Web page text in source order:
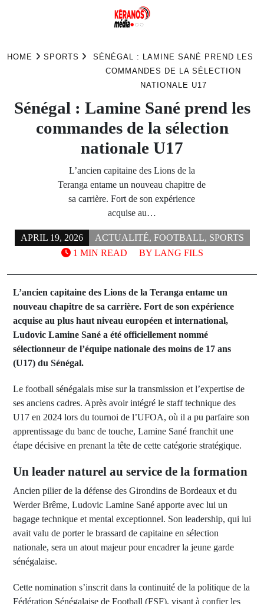
HOME SPORTS
SÉNÉGAL : LAMINE SANÉ PREND LES
COMMANDES DE LA SÉLECTION
NATIONALE U17
Sénégal : Lamine Sané prend les
commandes de la sélection
nationale U17
L’ancien capitaine des Lions de la
Teranga entame un nouveau chapitre de
sa carrière. Fort de son expérience
acquise au…
APRIL 19, 2026 ACTUALITÉ, FOOTBALL, SPORTS
BY LANG FILS
1 MIN READ
L’ancien capitaine des Lions de la Teranga entame un
nouveau chapitre de sa carrière. Fort de son expérience
acquise au plus haut niveau européen et international,
Ludovic Lamine Sané a été officiellement nommé
sélectionneur de l’équipe nationale des moins de 17 ans
(U17) du Sénégal.
Le football sénégalais mise sur la transmission et l’expertise de
ses anciens cadres. Après avoir intégré le staff technique des
U17 en 2024 lors du tournoi de l’UFOA, où il a pu parfaire son
apprentissage du banc de touche, Lamine Sané franchit une
étape décisive en prenant la tête de cette catégorie stratégique.
Un leader naturel au service de la formation
Ancien pilier de la défense des Girondins de Bordeaux et du
Werder Brême, Ludovic Lamine Sané apporte avec lui un
bagage technique et mental exceptionnel. Son leadership, qui lui
avait valu de porter le brassard de capitaine en sélection
nationale, sera un atout majeur pour encadrer la jeune garde
sénégalaise.
Cette nomination s’inscrit dans la continuité de la politique de la
Fédération Sénégalaise de Football (FSF), visant à confier les